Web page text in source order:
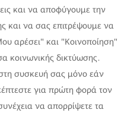
και να αποφύγουμε την
και να σας επιτρέψουμε να
αρέσει" και "Κοινοποίηση"
κοινωνικής δικτύωσης.
συσκευή σας μόνο εάν
για πρώτη φορά τον
να απορρίψετε τα